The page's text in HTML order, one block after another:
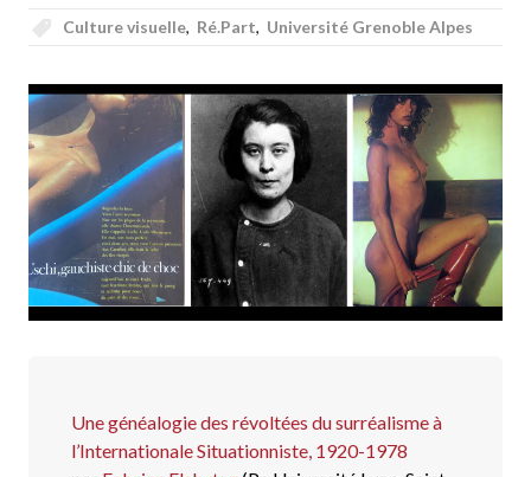
Culture visuelle, Ré.Part, Université Grenoble Alpes
Une généalogie des révoltées du surréalisme à
l’Internationale Situationniste, 1920-1978